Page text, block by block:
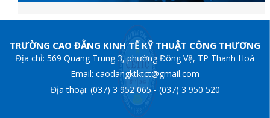
TRƯỜNG CAO ĐẲNG KINH TẾ KỸ THUẬT CÔNG THƯƠNG
Địa chỉ: 569 Quang Trung 3, phường Đông Vệ, TP Thanh Hoá
Email: caodangktktct@gmail.com
Địa thoại: (037) 3 952 065 - (037) 3 950 520
casibom giriş